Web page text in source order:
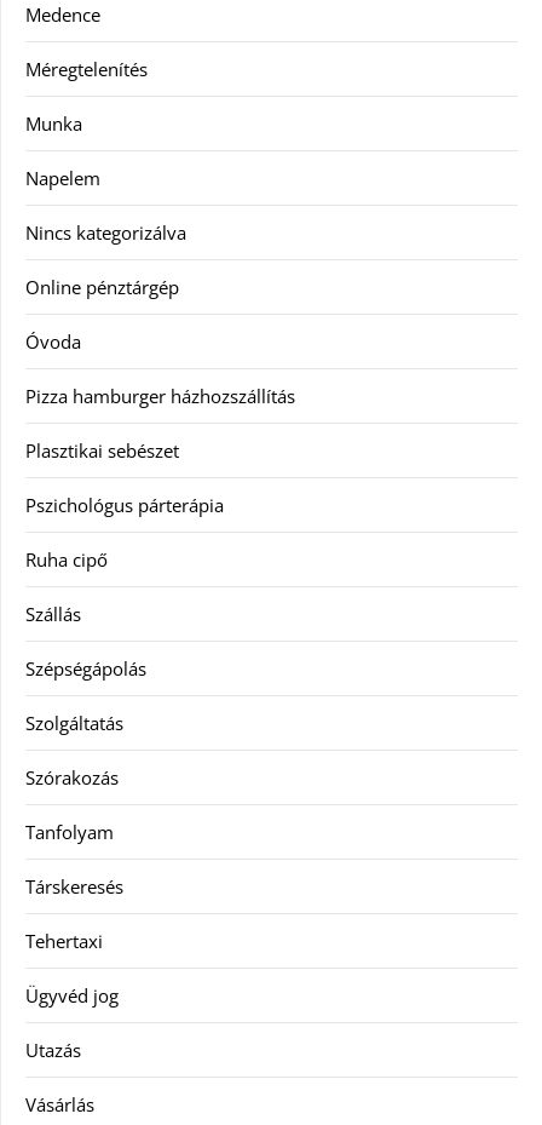
Medence
Méregtelenítés
Munka
Napelem
Nincs kategorizálva
Online pénztárgép
Óvoda
Pizza hamburger házhozszállítás
Plasztikai sebészet
Pszichológus párterápia
Ruha cipő
Szállás
Szépségápolás
Szolgáltatás
Szórakozás
Tanfolyam
Társkeresés
Tehertaxi
Ügyvéd jog
Utazás
Vásárlás